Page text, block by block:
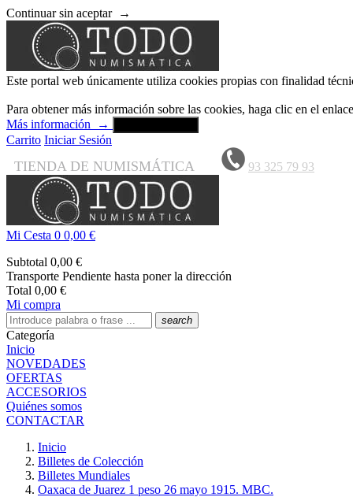
Continuar sin aceptar →
Este portal web únicamente utiliza cookies propias con finalidad
Para obtener más información sobre las cookies, haga clic en el
Más información
→
Carrito Iniciar Sesión
TIENDA DE NUMISMÁTICA 93 325 79 93
Mi Cesta 0 0,00 €
Subtotal 0,00 €
Transporte Pendiente hasta poner la dirección
Total 0,00 €
Mi compra
search
Categoría
Inicio
NOVEDADES
OFERTAS
ACCESORIOS
Quiénes somos
CONTACTAR
Inicio
Billetes de Colección
Billetes Mundiales
Oaxaca de Juarez 1 peso 26 mayo 1915. MBC.